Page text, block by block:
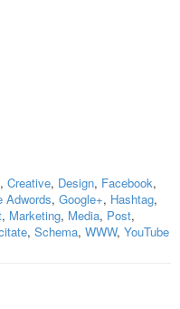
, Creative, Design, Facebook,
Adwords, Google+, Hashtag,
, Marketing, Media, Post,
, Schema, WWW, YouTube